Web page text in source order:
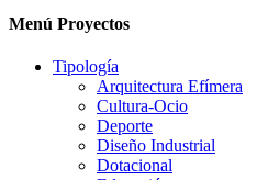
Menú Proyectos
Tipología
Arquitectura Efímera
Cultura-Ocio
Deporte
Diseño Industrial
Dotacional